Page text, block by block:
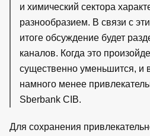
и химический сектора
разнообразием. В связи с
итоге обсуждение будет
каналов. Когда это
существенно уменьшится, и
намного менее
Sberbank CIB.
Для сохранения